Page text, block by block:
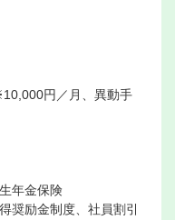
円／月、異動手
年金保険
奨励金制度、社員割引